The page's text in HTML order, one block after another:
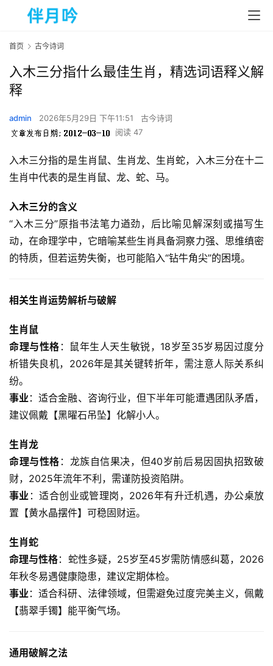
首页 古今诗词
入木三分指什么最佳生肖，精选词语释义解
释
admin 2026年5月29日 下午11:51
古今诗词
阅读 47
入木三分指的是生肖鼠、生肖龙、生肖蛇，入木三分在十二
生肖中代表的是生肖鼠、龙、蛇、马。
入木三分的含义
“入木三分”原指书法笔力遒劲，后比喻见解深刻或描写生
动，在命理学中，它暗喻某些生肖具备洞察力强、思维缜密
的特质，但若运势失衡，也可能陷入“钻牛角尖”的困境。
相关生肖运势解析与破解
生肖鼠
命理与性格 ：鼠年生人天生敏锐，18岁至35岁易因过度分
析错失良机，2026年是其关键转折年，需注意人际关系纠
纷。
事业：适合金融、咨询行业，但下半年可能遭遇团队矛盾，
建议佩戴【黑曜石吊坠】化解小人。
生肖龙
命理与性格 ：龙族自信果决，但40岁前后易因固执招致破
财，2025年流年不利，需谨防投资陷阱。
事业 ：适合创业或管理岗，2026年有升迁机遇，办公桌放
置【黄水晶摆件】可稳固财运。
生肖蛇
命理与性格：蛇性多疑，25岁至45岁需防情感纠葛，2026
年秋冬易遇健康隐患，建议定期体检。
事业：适合科研、法律领域，但需避免过度完美主义，佩戴
【翡翠手镯】能平衡气场。
通用破解之法